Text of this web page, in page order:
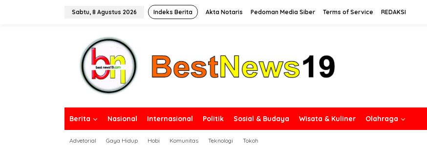
Sabtu, 8 Agustus 2026 Indeks Berita Akta Notaris Pedoman Media Siber Terms of Service REDAKSI
Berita Nasional Internasional Politik Sosial & Budaya Wisata & Kuliner Olahraga
Advetorial Gaya Hidup Hobi Komunitas Teknologi Tokoh